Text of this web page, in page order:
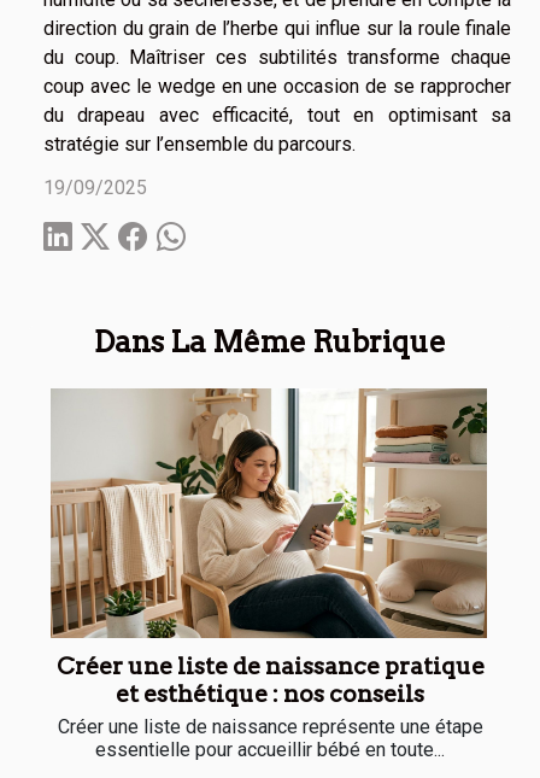
Dans La Même Rubrique
Créer une liste de naissance pratique
et esthétique : nos conseils
Créer une liste de naissance représente une étape
essentielle pour accueillir bébé en toute...
direction du grain de l’herbe qui influe sur la roule finale
du coup. Maîtriser ces subtilités transforme chaque
coup avec le wedge en une occasion de se rapprocher
du drapeau avec efficacité, tout en optimisant sa
stratégie sur l’ensemble du parcours.
19/09/2025